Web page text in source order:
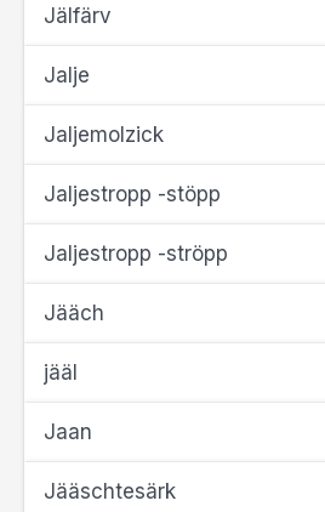
Jälfärv
Jalje
Jaljemolzick
Jaljestropp -stöpp
Jaljestropp -ströpp
Jääch
jääl
Jaan
Jääschtesärk